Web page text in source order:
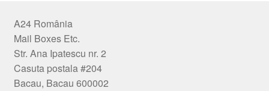
A24 România
Mail Boxes Etc.
Str. Ana Ipatescu nr. 2
Casuta postala #204
Bacau, Bacau 600002